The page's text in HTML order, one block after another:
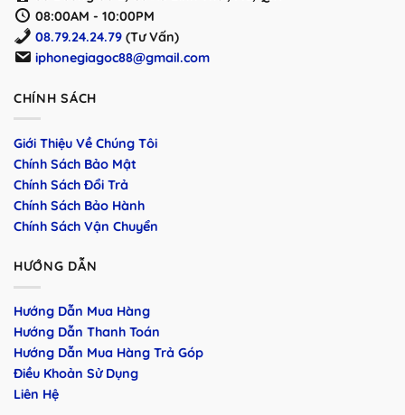
08:00AM - 10:00PM
08.79.24.24.79 (Tư Vấn)
iphonegiagoc88@gmail.com
CHÍNH SÁCH
Giới Thiệu Về Chúng Tôi
Chính Sách Bảo Mật
Chính Sách Đổi Trả
Chính Sách Bảo Hành
Chính Sách Vận Chuyển
HƯỚNG DẪN
Hướng Dẫn Mua Hàng
Hướng Dẫn Thanh Toán
Hướng Dẫn Mua Hàng Trả Góp
Điều Khoản Sử Dụng
Liên Hệ